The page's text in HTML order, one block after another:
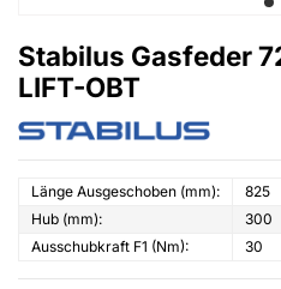
Stabilus Gasfeder
LIFT-OBT
Länge Ausgeschoben (mm):
825
Hub (mm):
300
Ausschubkraft F1 (Nm):
30